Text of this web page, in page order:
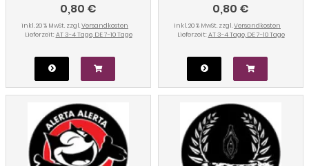
0,80 €
inkl. 20 % MwSt. zzgl.Versandkosten
Lieferzeit: AT 3-4 Tage, DE 7-10 Tage
0,80 €
inkl. 20 % MwSt. zzgl.Versandkosten
Lieferzeit: AT 3-4 Tage, DE 7-10 Tage